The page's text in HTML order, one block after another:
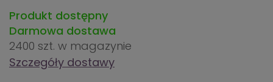
Produkt dostępny
Darmowa dostawa
2400 szt. w magazynie
Szczegóły dostawy